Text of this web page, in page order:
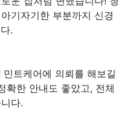
기자기한 부분까지 신경
.
트케어에 의뢰를 해보길
확한 안내도 좋았고, 전체
다.